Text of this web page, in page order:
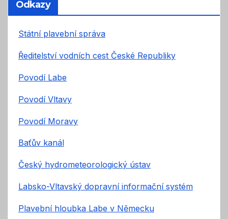
Odkazy
Státní plavební správa
Ředitelství vodních cest České Republiky
Povodí Labe
Povodí Vltavy
Povodí Moravy
Baťův kanál
Český hydrometeorologický ústav
Labsko-Vltavský dopravní informační systém
Plavební hloubka Labe v Německu